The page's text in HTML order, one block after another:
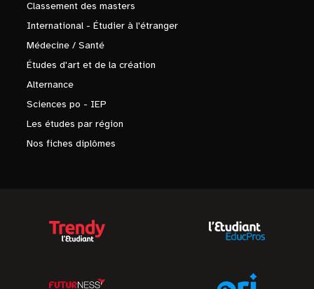
Classement des masters
International - Étudier à l'étranger
Médecine / Santé
Études d'art et de la création
Alternance
Sciences po - IEP
Les études par région
Nos fiches diplômes